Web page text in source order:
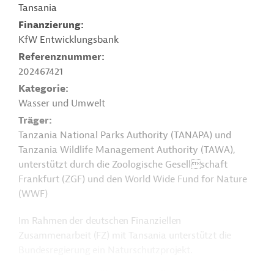
Tansania
Finanzierung
KfW Entwicklungsbank
Referenznummer
202467421
Kategorie
Wasser und Umwelt
Träger
Tanzania National Parks Authority (TANAPA) und
Tanzania Wildlife Management Authority (TAWA),
unterstützt durch die Zoologische Gesellschaft
Frankfurt (ZGF) und den World Wide Fund for Nature
(WWF)
Im Rahmen der deutschen Finanziellen
Zusammenarbeit (FZ) mit Tansania unterstützt die